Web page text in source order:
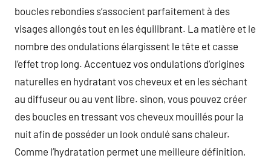
boucles rebondies s’associent parfaitement à des
visages allongés tout en les équilibrant. La matière et le
nombre des ondulations élargissent le tête et casse
l’effet trop long. Accentuez vos ondulations d’origines
naturelles en hydratant vos cheveux et en les séchant
au diffuseur ou au vent libre. sinon, vous pouvez créer
des boucles en tressant vos cheveux mouillés pour la
nuit afin de posséder un look ondulé sans chaleur.
Comme l’hydratation permet une meilleure définition,